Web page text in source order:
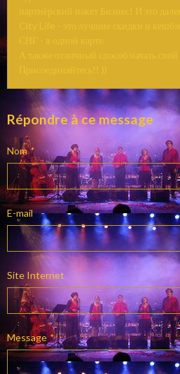
партнёрский пакет Бизнес! И это
City Life - это лучшие скидки и
СНГ - в одной карте.
А также отличный способ начать свой
Присоединяйтесь!! ))
Répondre à ce message
Nom
E-mail
Site Internet
Message